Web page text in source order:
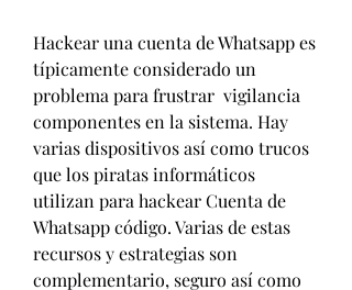
Hackear una cuenta de Whatsapp es
típicamente considerado un
problema para frustrar  vigilancia
componentes en la sistema. Hay
varias dispositivos así como trucos
que los piratas informáticos
utilizan para hackear Cuenta de
Whatsapp código. Varias de estas
recursos y estrategias son
complementario, seguro así como